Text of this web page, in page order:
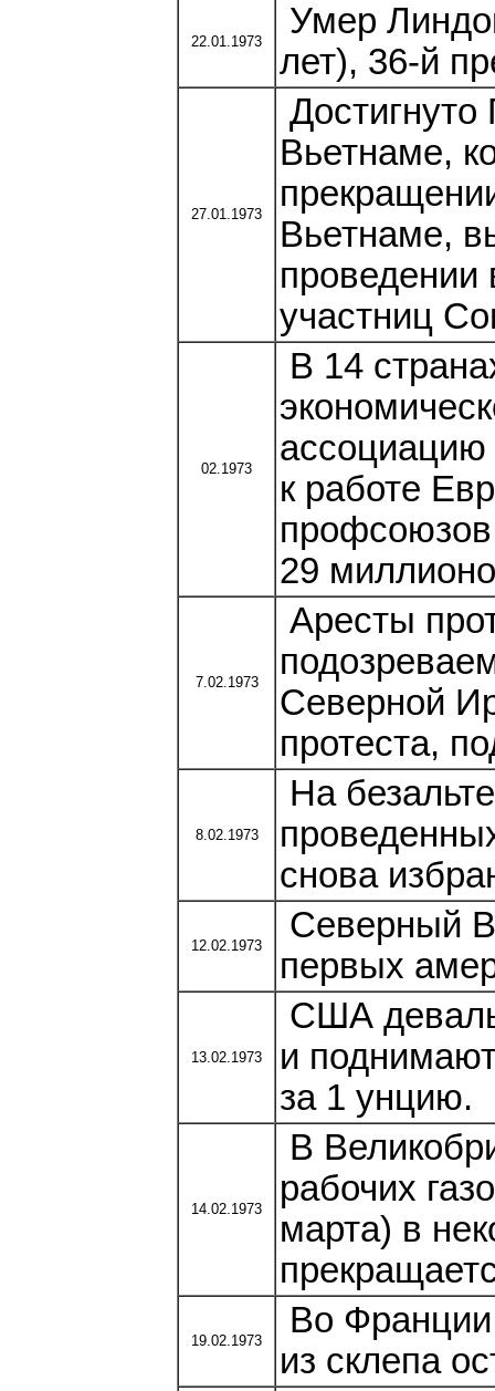
22.01.1973
Умер
лет), 36-й
27.01.1973
Вьетнаме,
Вьетнаме,
проведении
участниц
02.1973
В 14
ассоциацию
к работе
29
7.02.1973
Аресты
Северной
протеста,
8.02.1973
На
снова
12.02.1973
Северный
первых
13.02.1973
США
и
за 1 унцию.
14.02.1973
В
рабочих
марта) в
19.02.1973
Во
из склепа